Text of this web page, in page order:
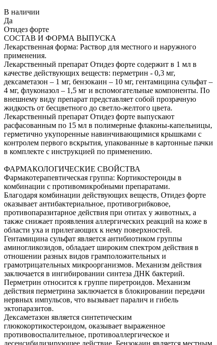
В наличии
Да
Отидез форте
СОСТАВ И ФОРМА ВЫПУСКА
Лекарственная форма: Раствор для местного и наружного
применения.
Лекарственный препарат Отидез форте содержит в 1 мл в
качестве действующих веществ: перметрин - 0,3 мг,
дексаметазон – 1 мг, бензокаин – 10 мг, гентамицина сульфат –
4 мг, флуконазол – 1,5 мг и вспомогательные компоненты. По
внешнему виду препарат представляет собой прозрачную
жидкость от бесцветного до светло-желтого цвета.
Лекарственный препарат Отидез форте выпускают
расфасованным по 15 мл в полимерные флаконы-капельницы,
герметично укупоренные навинчивающимися крышками с
контролем первого вскрытия, упакованные в картонные пачки
в комплекте с инструкцией по применению.
ФАРМАКОЛОГИЧЕСКИЕ СВОЙСТВА
Фармакотерапевтическая группа: Кортикостероиды в
комбинации с противомикробными препаратами.
Благодаря комбинации действующих веществ, Отидез форте
оказывает антибактериальное, противогрибковое,
противопаразитарное действия при отитах у животных, а
также снижает проявления аллергических реакций на коже в
области уха и прилегающих к нему поверхностей.
Гентамицина сульфат является антибиотиком группы
аминогликозидов, обладает широким спектром действия в
отношении разных видов грамположительных и
грамотрицательных микроорганизмов. Механизм действия
заключается в ингибировании синтеза ДНК бактерий.
Перметрин относится к группе пиретроидов. Механизм
действия перметрина заключается в блокировании передачи
нервных импульсов, что вызывает паралич и гибель
эктопаразитов.
Дексаметазон является синтетическим
глюкокортикостероидом, оказывает выраженное
противовоспалительное, противоаллергическое и
десенсибилизирующее действие. Бензокаин является местным